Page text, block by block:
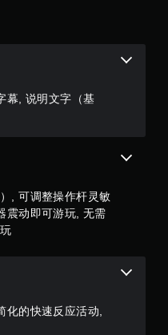
1
8
个
评
价
）
幕, 说明文字（基
, 可调整操作杆灵敏
震动即可游玩, 无需
化的快速反应活动,